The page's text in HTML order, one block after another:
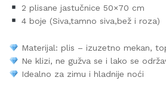
2 plisane jastučnice 50×70 cm
4 boje (Siva,tamno siva,bež i roza)
Materijal: plis – izuzetno mekan,
Ne klizi, ne gužva se i lako se
Idealno za zimu i hladnije noći